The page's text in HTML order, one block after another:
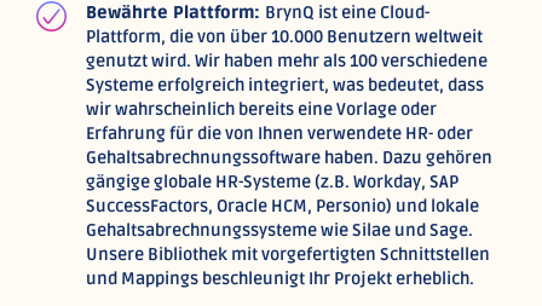
Bewährte Plattform: BrynQ ist eine Cloud-
Plattform, die von über 10.000 Benutzern weltweit
genutzt wird. Wir haben mehr als 100 verschiedene
Systeme erfolgreich integriert, was bedeutet, dass
wir wahrscheinlich bereits eine Vorlage oder
Erfahrung für die von Ihnen verwendete HR- oder
Gehaltsabrechnungssoftware haben. Dazu gehören
gängige globale HR-Systeme (z.B. Workday, SAP
SuccessFactors, Oracle HCM, Personio) und lokale
Gehaltsabrechnungssysteme wie Silae und Sage.
Unsere Bibliothek mit vorgefertigten Schnittstellen
und Mappings beschleunigt Ihr Projekt erheblich.